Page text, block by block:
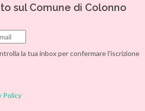
sul Comune di Colonno
la tua inbox per confermare l'iscrizione
Policy